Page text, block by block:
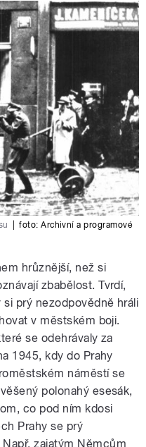
foto:Archivní a programové
hrůznější, než si
zbabělost. Tvrdí,
prý nezodpovědně hráli
v městském boji.
se odehrávaly za
1945, kdy do Prahy
náměstí se
polonahý esesák,
co pod ním kdosi
Prahy se prý
zajatým Němcům